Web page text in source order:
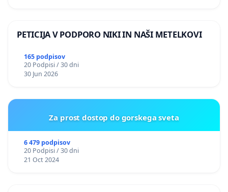
PETICIJA V PODPORO NIKI IN NAŠI METELKOVI
165 podpisov
20 Podpisi / 30 dni
30 Jun 2026
Za prost dostop do gorskega sveta
6 479 podpisov
20 Podpisi / 30 dni
21 Oct 2024